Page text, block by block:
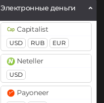
Cardano (ADA)
Cosmos (ATOM)
DASH
Dogecoin (DOGE)
DOGE
Polkadot (DOT)
DOT
Электронные деньги
Capitalist
USD RUB EUR
Neteller
USD
Payoneer